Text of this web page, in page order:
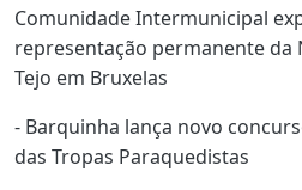
Comunidade Intermunicipal
representação permanente da
Tejo em Bruxelas
- Barquinha lança novo
das Tropas Paraquedistas